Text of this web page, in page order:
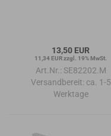
13,50 EUR
11,34 EUR zzgl. 19% MwSt.
Art.Nr.: SE82202.M
Versandbereit: ca. 1-5
Werktage